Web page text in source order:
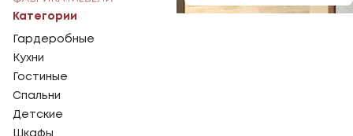
Категории
Гардеробные
Кухни
Гостиные
Спальни
Детские
Шкафы